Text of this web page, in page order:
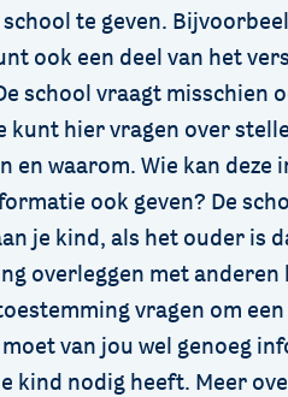
te geven.
ook een deel van het
school vraagt misschien
kunt hier vragen over
en waarom. Wie kan
ook geven? De
je kind, als het ouder is
overleggen met
vragen om
van jou wel genoeg
kind nodig heeft. Meer